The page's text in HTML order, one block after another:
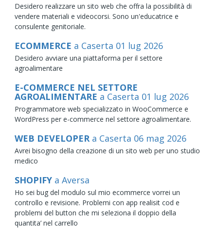
Desidero realizzare un sito web che offra la possibilità di
vendere materiali e videocorsi. Sono un'educatrice e
consulente genitoriale.
ECOMMERCE a Caserta 01 lug 2026
Desidero avviare una piattaforma per il settore
agroalimentare
E-COMMERCE NEL SETTORE
AGROALIMENTARE a Caserta 01 lug 2026
Programmatore web specializzato in WooCommerce e
WordPress per e-commerce nel settore agroalimentare.
WEB DEVELOPER a Caserta 06 mag 2026
Avrei bisogno della creazione di un sito web per uno studio
medico
SHOPIFY a Aversa
Ho sei bug del modulo sul mio ecommerce vorrei un
controllo e revisione. Problemi con app realisit cod e
problemi del button che mi seleziona il doppio della
quantita’ nel carrello